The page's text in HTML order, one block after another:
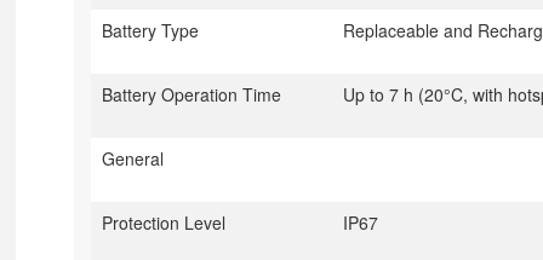
Battery Type Replaceable and
Battery Operation Time Up to 7 h (20°C, with
General
Protection Level IP67